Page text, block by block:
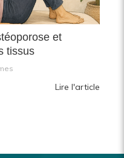
et
tissus
Lire l'article